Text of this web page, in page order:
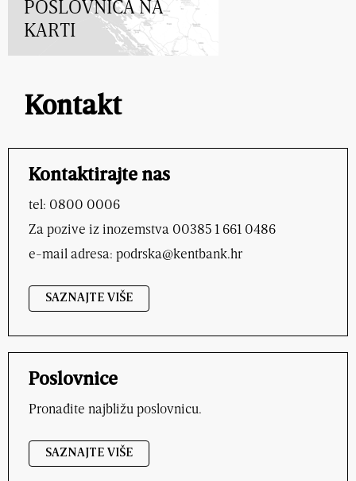
POSLOVNICA NA
KARTI
Kontakt
Kontaktirajte nas
tel: 0800 0006
Za pozive iz inozemstva 00385 1 661 0486
e-mail adresa: podrska@kentbank.hr
SAZNAJTE VIŠE
Poslovnice
Pronađite najbližu poslovnicu.
SAZNAJTE VIŠE